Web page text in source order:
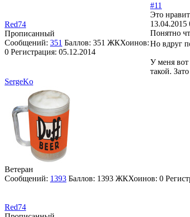
Red74
Прописанный
Сообщений: 351 Баллов: 351 ЖКХоинов:
0 Регистрация: 05.12.2014
#11
Это
13.04.2015
Понятно
Но вдруг
У меня вот
такой.
SergeKo
Ветеран
Сообщений: 1393 Баллов: 1393 ЖКХоинов: 0
Red74